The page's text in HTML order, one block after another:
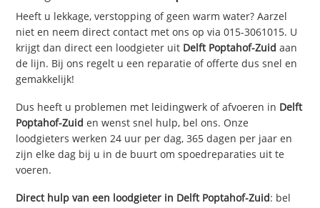
Heeft u lekkage, verstopping of geen warm water? Aarzel
niet en neem direct contact met ons op via 015-3061015. U
krijgt dan direct een loodgieter uit Delft Poptahof-Zuid aan
de lijn. Bij ons regelt u een reparatie of offerte dus snel en
gemakkelijk!
Dus heeft u problemen met leidingwerk of afvoeren in Delft
Poptahof-Zuid en wenst snel hulp, bel ons. Onze
loodgieters werken 24 uur per dag, 365 dagen per jaar en
zijn elke dag bij u in de buurt om spoedreparaties uit te
voeren.
Direct hulp van een loodgieter in Delft Poptahof-Zuid: bel